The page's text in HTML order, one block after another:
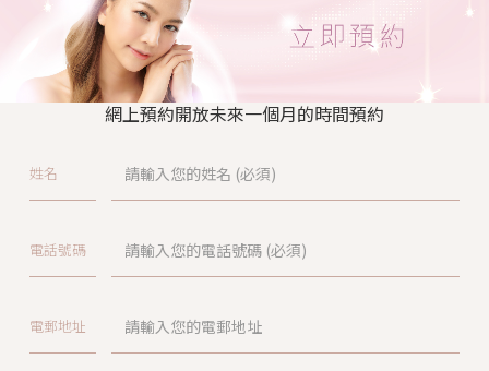
網上預約開放未來一個月的時間預約
姓名
電話號碼
電郵地址